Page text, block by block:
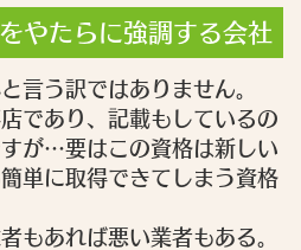
やたらに強調する会社
言う訳ではありません。
であり、記載もしているの
が…要はこの資格は新しい
単に取得できてしまう資格
もあれば悪い業者もある。